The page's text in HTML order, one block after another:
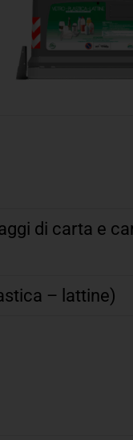
di carta e
– lattine)